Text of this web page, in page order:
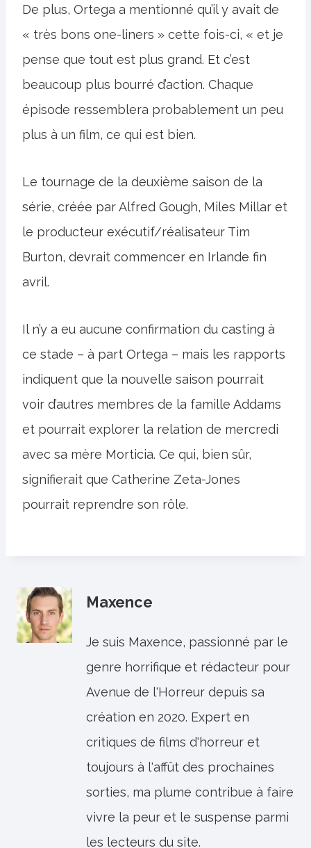
De plus, Ortega a mentionné qu’il y avait de
« très bons one-liners » cette fois-ci, « et je
pense que tout est plus grand. Et c’est
beaucoup plus bourré d’action. Chaque
épisode ressemblera probablement un peu
plus à un film, ce qui est bien.
Le tournage de la deuxième saison de la
série, créée par Alfred Gough, Miles Millar et
le producteur exécutif/réalisateur Tim
Burton, devrait commencer en Irlande fin
avril.
Il n’y a eu aucune confirmation du casting à
ce stade – à part Ortega – mais les rapports
indiquent que la nouvelle saison pourrait
voir d’autres membres de la famille Addams
et pourrait explorer la relation de mercredi
avec sa mère Morticia. Ce qui, bien sûr,
signifierait que Catherine Zeta-Jones
pourrait reprendre son rôle.
Maxence
Je suis Maxence, passionné par le
genre horrifique et rédacteur pour
Avenue de l'Horreur depuis sa
création en 2020. Expert en
critiques de films d'horreur et
toujours à l'affût des prochaines
sorties, ma plume contribue à faire
vivre la peur et le suspense parmi
les lecteurs du site.